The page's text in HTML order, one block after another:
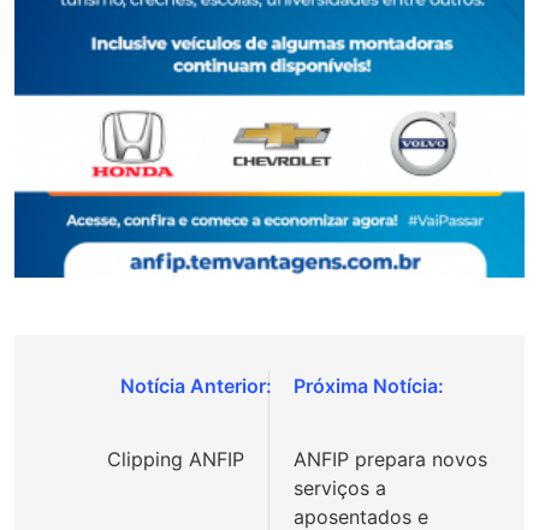
Navegação
Clipping ANFIP
ANFIP prepara novos
serviços a
aposentados e